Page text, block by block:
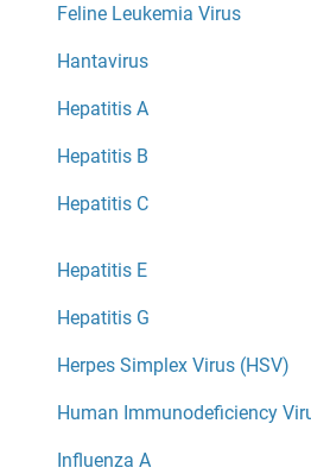
Feline Leukemia Virus
Hantavirus
Hepatitis A
Hepatitis B
Hepatitis C
Hepatitis E
Hepatitis G
Herpes Simplex Virus (HSV)
Human Immunodeficiency
Influenza A